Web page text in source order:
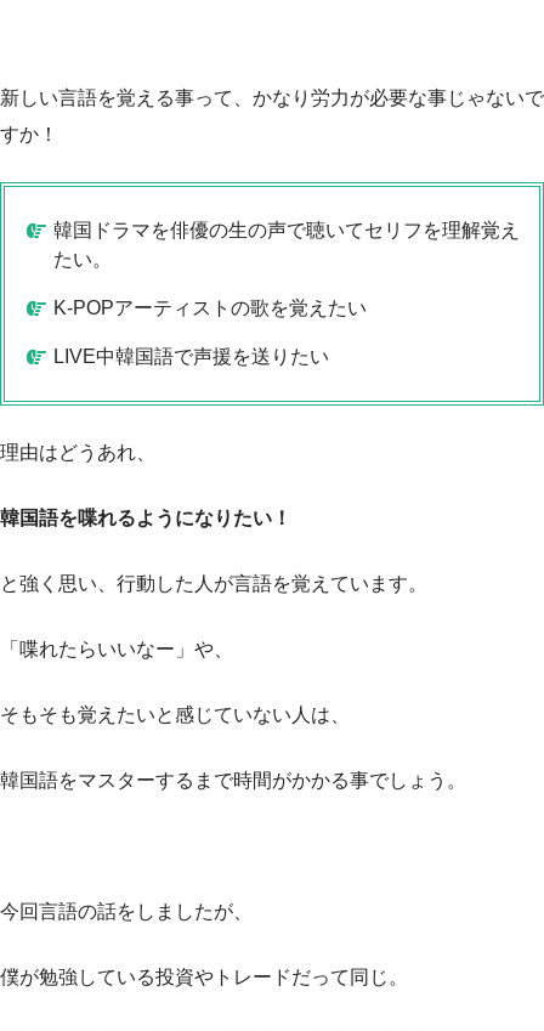
新しい言語を覚える事って、かなり労力が必要な事じゃないで
すか！
韓国ドラマを俳優の生の声で聴いてセリフを理解覚え
たい。
K-POPアーティストの歌を覚えたい
LIVE中韓国語で声援を送りたい
理由はどうあれ、
韓国語を喋れるようになりたい！
と強く思い、行動した人が言語を覚えています。
「喋れたらいいなー」や、
そもそも覚えたいと感じていない人は、
韓国語をマスターするまで時間がかかる事でしょう。
今回言語の話をしましたが、
僕が勉強している投資やトレードだって同じ。